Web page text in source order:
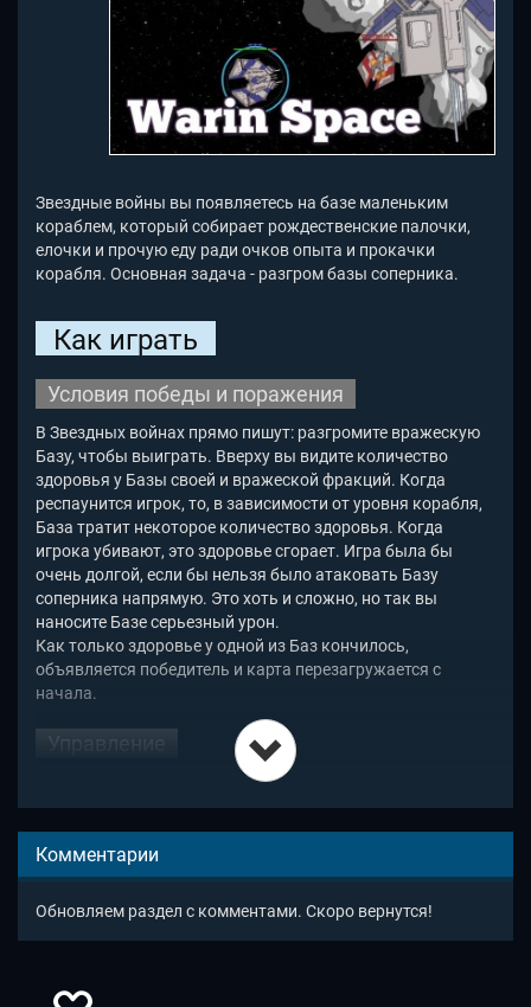
Звездные войны вы появляетесь на базе маленьким
кораблем, который собирает рождественские палочки,
елочки и прочую еду ради очков опыта и прокачки
корабля. Основная задача - разгром базы соперника.
Как играть
Условия победы и поражения
В Звездных войнах прямо пишут: разгромите вражескую
Базу, чтобы выиграть. Вверху вы видите количество
здоровья у Базы своей и вражеской фракций. Когда
респаунится игрок, то, в зависимости от уровня корабля,
База тратит некоторое количество здоровья. Когда
игрока убивают, это здоровье сгорает. Игра была бы
очень долгой, если бы нельзя было атаковать Базу
соперника напрямую. Это хоть и сложно, но так вы
наносите Базе серьезный урон.
Как только здоровье у одной из Баз кончилось,
объявляется победитель и карта перезагружается с
начала.
Управление
Управление мышью. Левая кнопка - стрелять, правая -
использоватьспецнавык.
Чтобы полностью остановиться, нужно навести курсор на
свой корабль. Но тогда неудобно стрелять, верно? Чтобы
стрелять стоя и в то же время наводить прицел мышью,
зажмите шифт.
Комментарии
Обновляем раздел с комментами. Скоро вернутся!